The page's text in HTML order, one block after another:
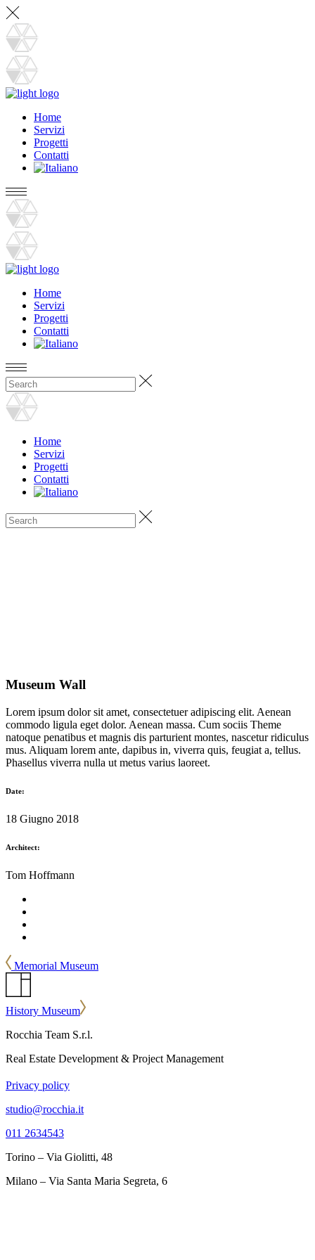
Home
Servizi
Progetti
Contatti
Home
Servizi
Progetti
Contatti
Home
Servizi
Progetti
Contatti
Museum Wall
Lorem ipsum dolor sit amet, consectetuer adipiscing elit. Aenean
commodo ligula eget dolor. Aenean massa. Cum sociis Theme
natoque penatibus et magnis dis parturient montes, nascetur ridiculus
mus. Aliquam lorem ante, dapibus in, viverra quis, feugiat a, tellus.
Phasellus viverra nulla ut metus varius laoreet.
Date:
18 Giugno 2018
Architect:
Tom Hoffmann
Memorial Museum
History Museum
Rocchia Team S.r.l.
Real Estate Development & Project Management
Privacy policy
studio@rocchia.it
011 2634543
Torino – Via Giolitti, 48
Milano – Via Santa Maria Segreta, 6